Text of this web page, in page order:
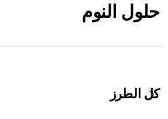
حلول النوم
كل الطرز